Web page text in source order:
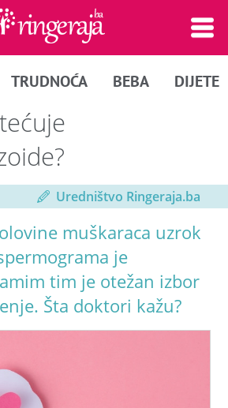
TRUDNOĆA BEBA DIJETE
Uredništvo Ringeraja.ba
muškaraca uzrok
je
tim je otežan izbor
Šta doktori kažu?